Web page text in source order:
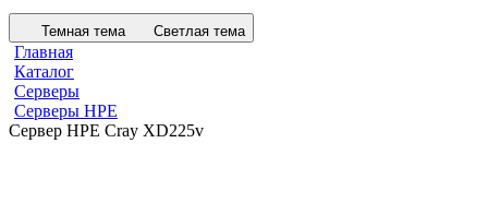
Темная тема Светлая тема
Главная
Каталог
Серверы
Серверы HPE
Сервер HPE Cray XD225v